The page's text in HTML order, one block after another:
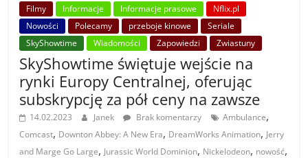
Filmy Informacje Informacje prasowe
Nflix.pl
Nowości
Polecamy przeboje kinowe
Seriale
SkyShowtime
Wiadomości Zapowiedzi Zwiastuny
SkyShowtime świętuje wejście na
rynki Europy Centralnej, oferując
subskrypcję za pół ceny na zawsze
14.02.2023 Janek Brak komentarzy Ambulance,
Comcast, Downton Abbey: A New Era, DreamWorks Animation, Jerry
and Marge Go Large, Jurassic World Dominion, Nickelodeon, nowość,